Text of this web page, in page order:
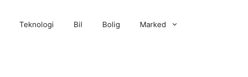
Teknologi Bil Bolig Marked